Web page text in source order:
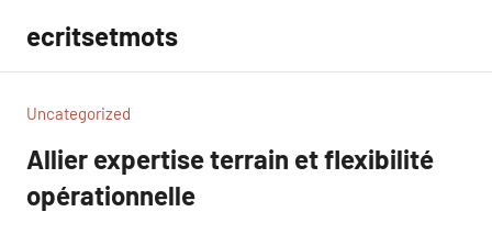
contenu
ecritsetmots
Uncategorized
Allier expertise terrain et flexibilité
opérationnelle